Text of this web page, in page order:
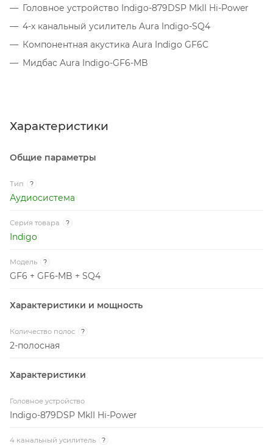
Головное устройство Indigo-879DSP MkII Hi-Power
4-х канальный усилитель Aura Indigo-SQ4
Компонентная акустика Aura Indigo GF6C
Мидбас Aura Indigo-GF6-MB
Характеристики
Общие параметры
Тип ?
Аудиосистема
Серия товара ?
Indigo
Модель ?
GF6 + GF6-MB + SQ4
Характеристики и мощность
Количество полос ?
2-полосная
Характеристики
Головное устройство
Indigo-879DSP MkII Hi-Power
4 канальный усилитель ?